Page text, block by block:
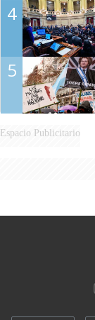
4
5
Espacio Publicitario